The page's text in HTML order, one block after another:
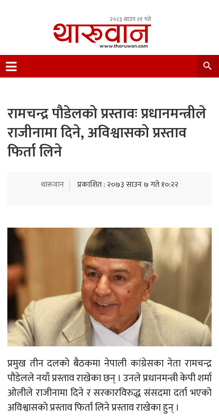
२०८३ साउन २१ गते
Nepal.
रामचन्द्र पौडेलको प्रस्तावः प्रधानमन्त्रीले
राजीनामा दिने, अविश्वासको प्रस्ताव
फिर्ता लिने
थारूवान प्रकाशित : २०७३ साउन ७ गते १०:२२
प्रमुख तीन दलको बैठकमा नेपाली कांग्रेसका नेता रामचन्द्र
पौडेलले नयाँ प्रस्ताव राखेका छन् । उनले प्रधानमन्त्री केपी शर्मा
ओलीले राजीनामा दिने र सरकारविरुद्ध संसदमा दर्ता भएको
अविश्वासको प्रस्ताव फिर्ता लिने प्रस्ताव राखेका हुन् ।